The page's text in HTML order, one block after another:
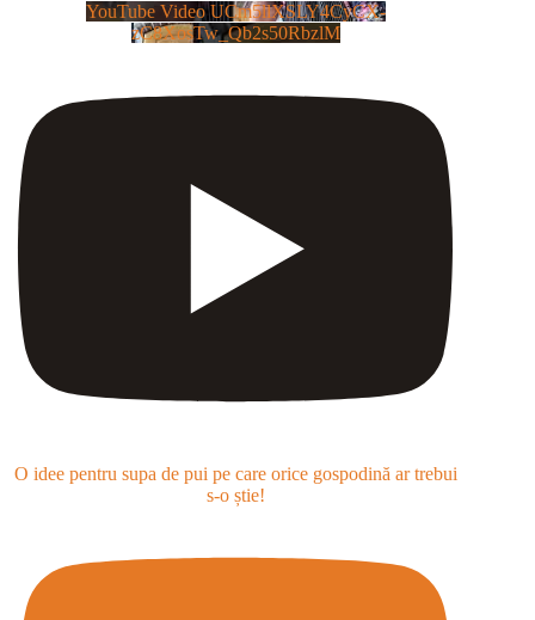
YouTube Video UCm5llXSLY4CyCX-
zC8XosTw_Qb2s50RbzlM
O idee pentru supa de pui pe care orice gospodină ar trebui
s-o știe!